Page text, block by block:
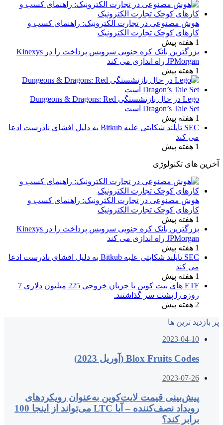
هوش مصنوعی در تجارت الکترونیک: راهنمای کسب و
کارهای کوچک تجارت الکترونیک
1 هفته پیش
بزرگترین بانک کره جنوبی سرویس پرداخت را در Kinexys
JPMorgan راه اندازی می کند
1 هفته پیش
Lego در حال بازنشستگی Dungeons & Dragons: Red
Dragon’s Tale Set است
1 هفته پیش
SEC تایلند شکایتی علیه Bitkub به دلیل افشای نادرست ادعا
می کند
1 هفته پیش
آخرین های تکنولوژی
هوش مصنوعی در تجارت الکترونیک: راهنمای کسب و
کارهای کوچک تجارت الکترونیک
1 هفته پیش
بزرگترین بانک کره جنوبی سرویس پرداخت را در Kinexys
JPMorgan راه اندازی می کند
1 هفته پیش
SEC تایلند شکایتی علیه Bitkub به دلیل افشای نادرست ادعا
می کند
1 هفته پیش
ETF های بیت کوین با جریان خروجی 225 میلیون دلاری 7
روزه را پشت سر گذاشتند.
2 هفته پیش
پر بازدید ترین ها
2023-04-10
Blox Fruits Codes (آوریل 2023)
2023-07-26
پیش‌بینی قیمت لایت‌کوین به‌عنوان رویکردهای
رویداد نصف‌کننده – آیا LTC می‌تواند از اینجا 100
برابر کند؟